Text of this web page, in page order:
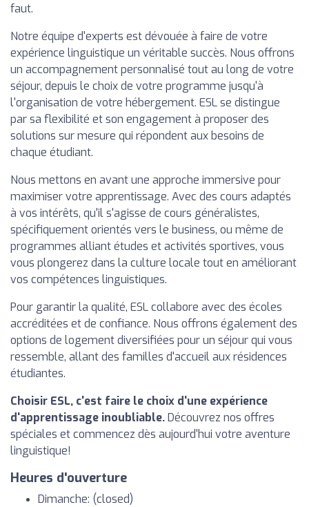
faut.
Notre équipe d'experts est dévouée à faire de votre
expérience linguistique un véritable succès. Nous offrons
un accompagnement personnalisé tout au long de votre
séjour, depuis le choix de votre programme jusqu'à
l'organisation de votre hébergement. ESL se distingue
par sa flexibilité et son engagement à proposer des
solutions sur mesure qui répondent aux besoins de
chaque étudiant.
Nous mettons en avant une approche immersive pour
maximiser votre apprentissage. Avec des cours adaptés
à vos intérêts, qu'il s'agisse de cours généralistes,
spécifiquement orientés vers le business, ou même de
programmes alliant études et activités sportives, vous
vous plongerez dans la culture locale tout en améliorant
vos compétences linguistiques.
Pour garantir la qualité, ESL collabore avec des écoles
accréditées et de confiance. Nous offrons également des
options de logement diversifiées pour un séjour qui vous
ressemble, allant des familles d'accueil aux résidences
étudiantes.
Choisir ESL, c'est faire le choix d'une expérience
d'apprentissage inoubliable.Découvrez nos offres
spéciales et commencez dès aujourd'hui votre aventure
linguistique!
Heures d'ouverture
Dimanche: (closed)